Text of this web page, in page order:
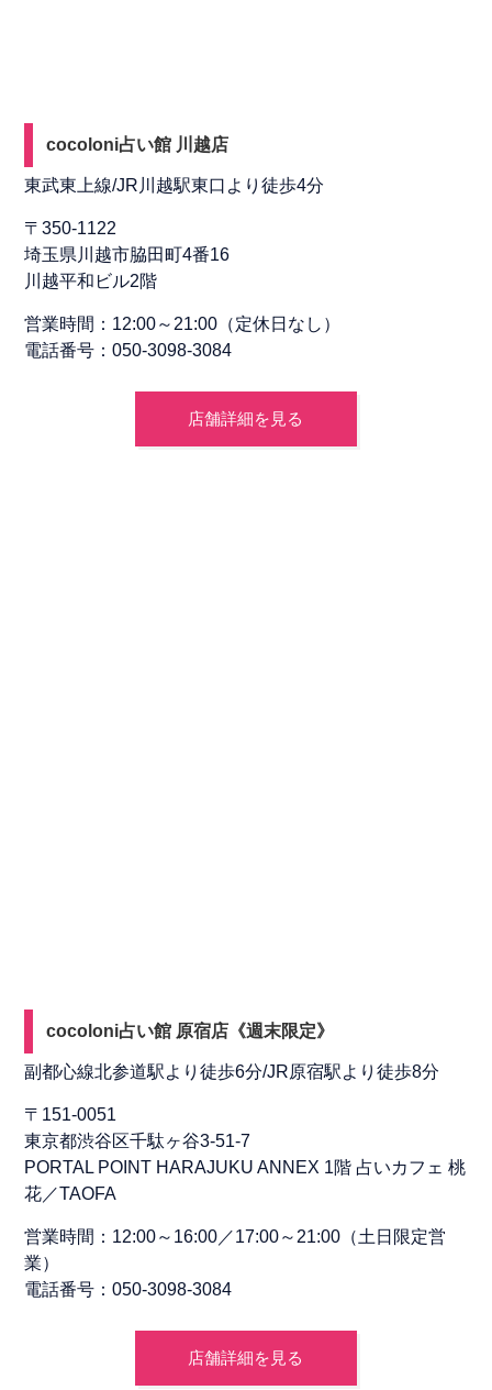
cocoloni占い館 川越店
東武東上線/JR川越駅東口より徒歩4分
〒350-1122
埼玉県川越市脇田町4番16
川越平和ビル2階
営業時間：12:00～21:00（定休日なし）
電話番号：050-3098-3084
店舗詳細を見る
cocoloni占い館 原宿店《週末限定》
副都心線北参道駅より徒歩6分/JR原宿駅より徒歩8分
〒151-0051
東京都渋谷区千駄ヶ谷3-51-7
PORTAL POINT HARAJUKU ANNEX 1階 占いカフェ 桃
花／TAOFA
営業時間：12:00～16:00／17:00～21:00（土日限定営
業）
電話番号：050-3098-3084
店舗詳細を見る